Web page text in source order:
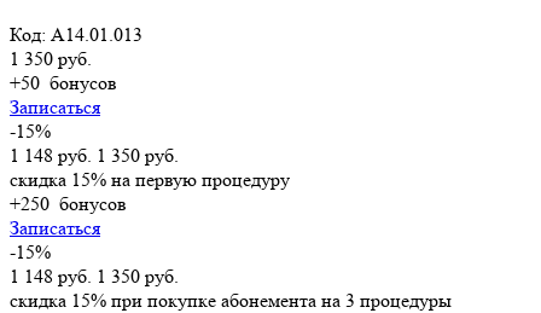
Код: A14.01.013
1 350 руб.
+50 бонусов
Записаться
-15%
1 148 руб. 1 350 руб.
скидка 15% на первую процедуру
+250 бонусов
Записаться
-15%
1 148 руб. 1 350 руб.
скидка 15% при покупке абонемента на 3 процедуры